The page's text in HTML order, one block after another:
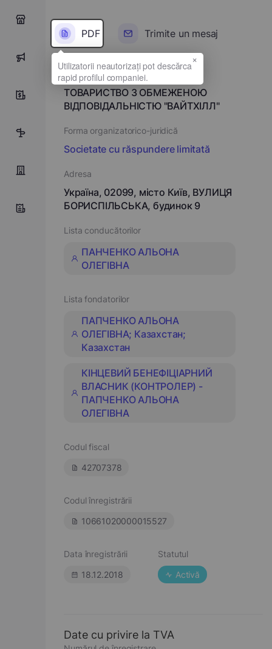
0
6
PDF Trimite un mesaj
Denumirea completă
ТОВАРИСТВО З ОБМЕЖЕНОЮ
ВІДПОВІДАЛЬНІСТЮ "ВАЙТХІЛЛ"
Forma organizatorico-juridică
Societate cu răspundere limitată
Adresa
Україна, 02099, місто Київ, ВУЛИЦЯ
БОРИСПІЛЬСЬКА, будинок 9
Lista conducătorilor
ПАНЧЕНКО АЛЬОНА
ОЛЕГІВНА
Lista fondatorilor
ПАПЧЕНКО АЛЬОНА
ОЛЕГІВНА; Казахстан;
Казахстан
КІНЦЕВИЙ БЕНЕФІЦІАРНИЙ
ВЛАСНИК (КОНТРОЛЕР) -
ПАПЧЕНКО АЛЬОНА
ОЛЕГІВНА
Codul fiscal
42707378
Codul înregistrării
10661020000015527
Data înregistrării
18.12.2018
Statutul
Activă
Date cu privire la TVA
×